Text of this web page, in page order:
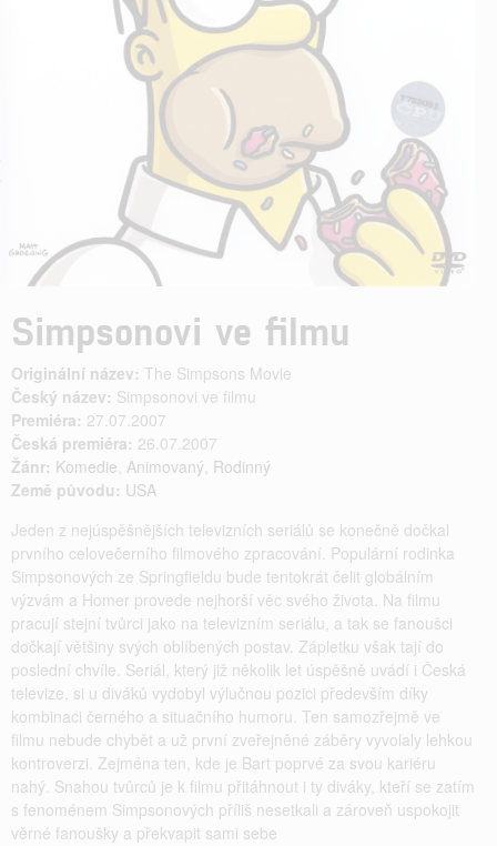
Simpsonovi ve filmu
Originální název: The Simpsons Movie
Český název: Simpsonovi ve filmu
Premiéra: 27.07.2007
Česká premiéra: 26.07.2007
Žánr: Komedie, Animovaný, Rodinný
Země původu: USA
Jeden z nejúspěšnějších televizních seriálů se konečně dočkal
prvního celovečerního filmového zpracování. Populární rodinka
Simpsonových ze Springfieldu bude tentokrát čelit globálním
výzvám a Homer provede nejhorší věc svého života. Na filmu
pracují stejní tvůrci jako na televizním seriálu, a tak se fanoušci
dočkají většiny svých oblíbených postav. Zápletku však tají do
poslední chvíle. Seriál, který již několik let úspěšně uvádí i Česká
televize, si u diváků vydobyl výlučnou pozici především díky
kombinaci černého a situačního humoru. Ten samozřejmě ve
filmu nebude chybět a už první zveřejněné záběry vyvolaly lehkou
kontroverzi. Zejména ten, kde je Bart poprvé za svou kariéru
nahý. Snahou tvůrců je k filmu přitáhnout i ty diváky, kteří se zatím
s fenoménem Simpsonových příliš nesetkali a zároveň uspokojit
věrné fanoušky a překvapit sami sebe